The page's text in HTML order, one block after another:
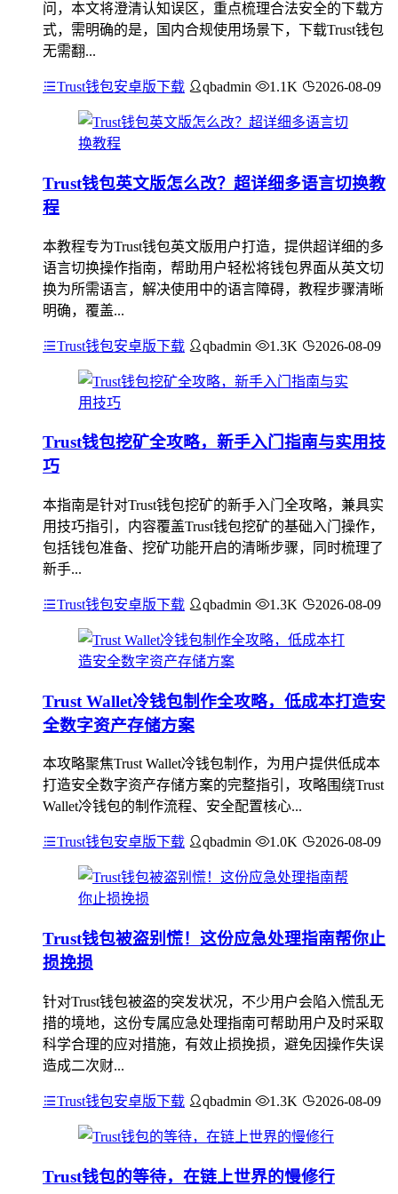
问，本文将澄清认知误区，重点梳理合法安全的下载方
式，需明确的是，国内合规使用场景下，下载Trust钱包
无需翻...
Trust钱包安卓版下载 qbadmin 1.1K 2026-08-09
Trust钱包英文版怎么改？超详细多语言切换教
程
本教程专为Trust钱包英文版用户打造，提供超详细的多
语言切换操作指南，帮助用户轻松将钱包界面从英文切
换为所需语言，解决使用中的语言障碍，教程步骤清晰
明确，覆盖...
Trust钱包安卓版下载 qbadmin 1.3K 2026-08-09
Trust钱包挖矿全攻略，新手入门指南与实用技
巧
本指南是针对Trust钱包挖矿的新手入门全攻略，兼具实
用技巧指引，内容覆盖Trust钱包挖矿的基础入门操作，
包括钱包准备、挖矿功能开启的清晰步骤，同时梳理了
新手...
Trust钱包安卓版下载 qbadmin 1.3K 2026-08-09
Trust Wallet冷钱包制作全攻略，低成本打造安
全数字资产存储方案
本攻略聚焦Trust Wallet冷钱包制作，为用户提供低成本
打造安全数字资产存储方案的完整指引，攻略围绕Trust
Wallet冷钱包的制作流程、安全配置核心...
Trust钱包安卓版下载 qbadmin 1.0K 2026-08-09
Trust钱包被盗别慌！这份应急处理指南帮你止
损挽损
针对Trust钱包被盗的突发状况，不少用户会陷入慌乱无
措的境地，这份专属应急处理指南可帮助用户及时采取
科学合理的应对措施，有效止损挽损，避免因操作失误
造成二次财...
Trust钱包安卓版下载 qbadmin 1.3K 2026-08-09
Trust钱包的等待，在链上世界的慢修行